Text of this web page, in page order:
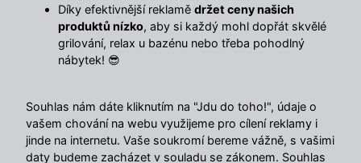
Díky efektivnější reklamě držet ceny našich
produktů nízko, aby si každý mohl dopřát skvělé
grilování, relax u bazénu nebo třeba pohodlný
nábytek! 😎
Souhlas nám dáte kliknutím na "Jdu do toho!", údaje o
vašem chování na webu využijeme pro cílení reklamy i
jinde na internetu. Vaše soukromí bereme vážně, s vašimi
daty budeme zacházet v souladu se zákonem. Souhlas
Záruka 2 roky! Návod k obsluze v českém jazyce!
Hodnocení produktu
EXCELLENT